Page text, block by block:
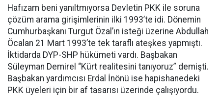
Hafızam beni yanıltmıyorsa Devletin PKK ile soruna
çözüm arama girişimlerinin ilki 1993’te idi. Dönemin
Cumhurbaşkanı Turgut Özal’ın isteği üzerine Abdullah
Öcalan 21 Mart 1993’te tek taraflı ateşkes yapmıştı.
İktidarda DYP-SHP hükümeti vardı. Başbakan
Süleyman Demirel “Kürt realitesini tanıyoruz” demişti.
Başbakan yardımcısı Erdal İnönü ise hapishanedeki
PKK üyeleri için bir af tasarısı üzerinde çalışıyordu.